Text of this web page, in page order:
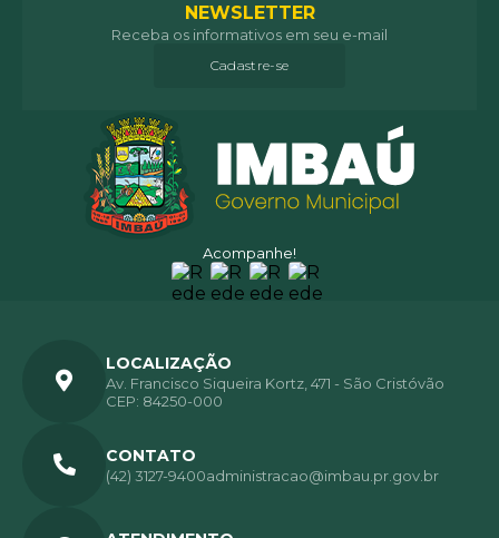
Acompanhe!
NEWSLETTER
Receba os informativos em seu e-mail
Cadastre-se
LOCALIZAÇÃO
Av. Francisco Siqueira Kortz, 471 - São Cristóvão
CEP: 84250-000
CONTATO
(42) 3127-9400administracao@imbau.pr.gov.br